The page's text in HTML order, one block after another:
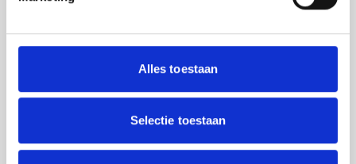
Alles toestaan
Selectie toestaan
Ik ga akkoord dat mijn gegevens
worden gedeeld met de
zijn bij deze JGZ-richtlijn.
Versturen